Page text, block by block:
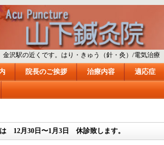
金沢駅の近くです。はり・きゅう（針・灸）/電気治
院長のご挨拶 治療内容 適応症
12月30日〜1月3日 休診致します。